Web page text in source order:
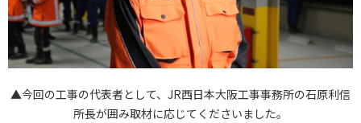
▲今回の工事の代表者として、JR西日本大阪工事事務所の石原利信
所長が囲み取材に応じてくださいました。